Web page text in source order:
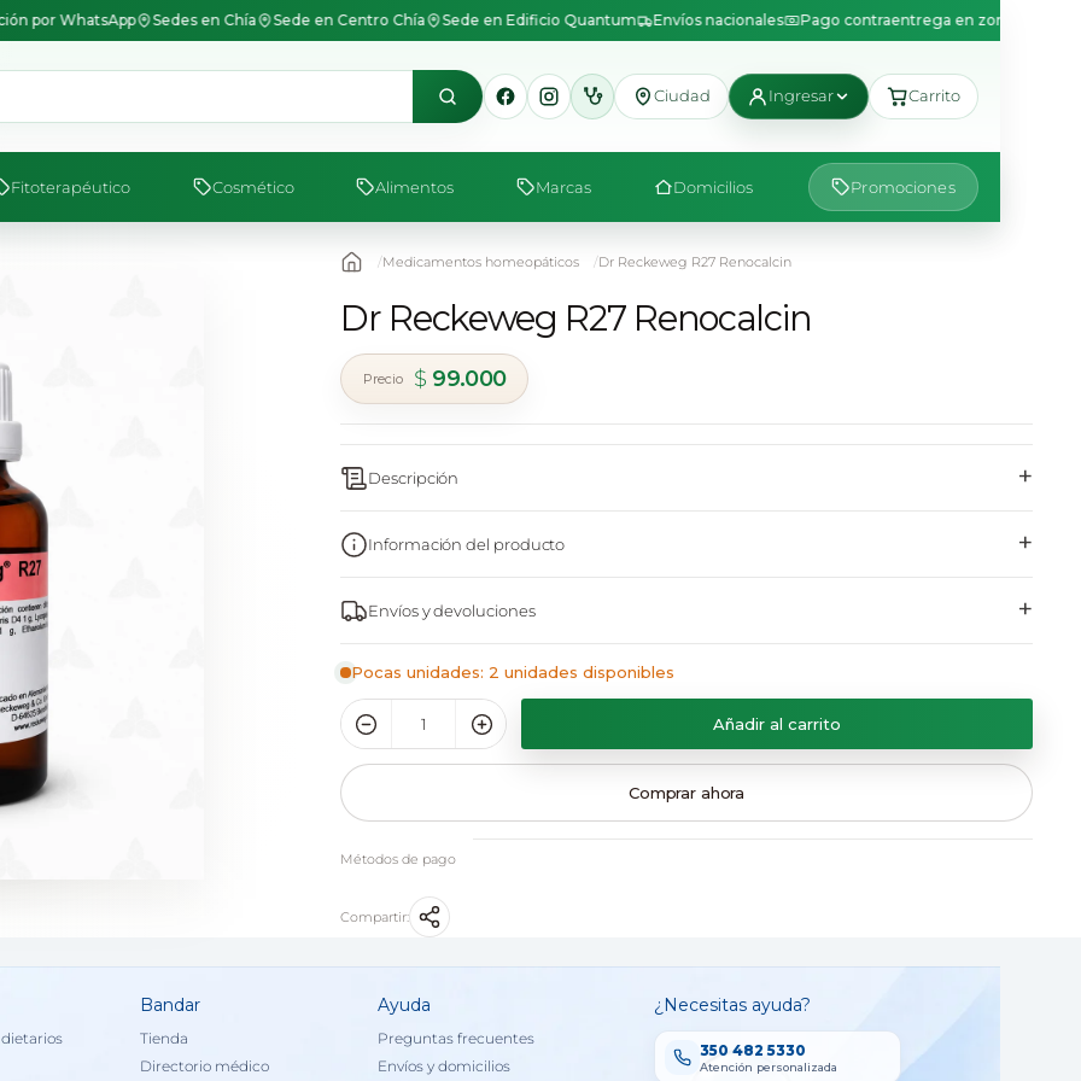
por WhatsApp Sedes en Chía Sede en Centro Chía Sede en Edificio Quantum Envíos nacionales Pago contraentrega en zonas
Ciudad Ingresar Carrito
Fitoterapéutico Cosmético Alimentos Marcas Domicilios Promociones
Medicamentos homeopáticos Dr Reckeweg R27 Renocalcin
Dr Reckeweg R27 Renocalcin
$ 99.000
Descripción +
Información del producto +
Envíos y devoluciones +
Pocas unidades: 2 unidades disponibles
Añadir al carrito
Comprar ahora
Métodos de pago
Compartir:
Bandar
Tienda
Directorio médico
Ayuda
Preguntas frecuentes
Envíos y domicilios
¿Necesitas ayuda?
350 482 5330
Atención personalizada